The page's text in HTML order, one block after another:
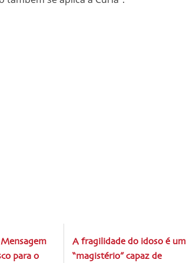
para o
A fragilidade do idoso é um
“magistério” capaz de